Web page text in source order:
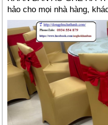
hảo cho mọi nhà hàng,